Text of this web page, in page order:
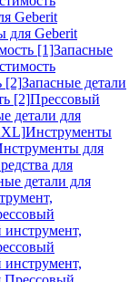
Geberit
для Geberit
[1]Запасные
[2]Запасные детали
[2]Прессовый
детали для
Инструменты
для
для
детали для